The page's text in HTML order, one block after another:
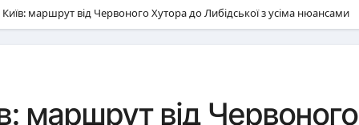
сформувати нову звичку
гід із правилами сівозміни
маршрут від Червоного Хутора до Либідської з усіма нюансами
маршрут від Червоного